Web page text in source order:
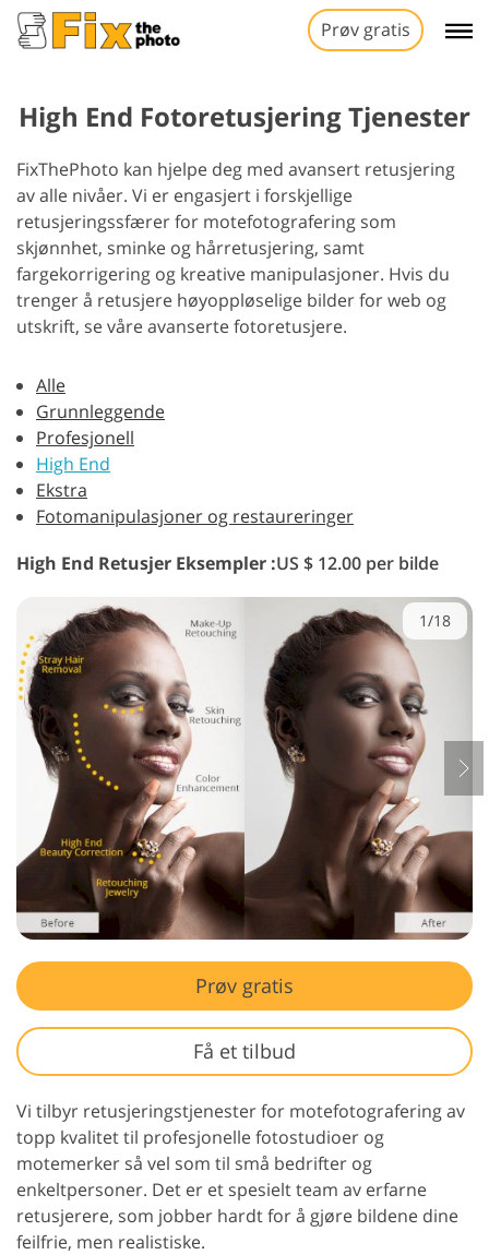
Prøv gratis
High End Fotoretusjering Tjenester
FixThePhoto kan hjelpe deg med avansert retusjering
av alle nivåer. Vi er engasjert i forskjellige
retusjeringssfærer for motefotografering som
skjønnhet, sminke og hårretusjering, samt
fargekorrigering og kreative manipulasjoner. Hvis du
trenger å retusjere høyoppløselige bilder for web og
utskrift, se våre avanserte fotoretusjere.
Alle
Grunnleggende
Profesjonell
High End
Ekstra
Fotomanipulasjoner og restaureringer
High End Retusjer Eksempler :US $ 12.00 per bilde
1/18
Prøv gratis
Få et tilbud
Vi tilbyr retusjeringstjenester for motefotografering av
topp kvalitet til profesjonelle fotostudioer og
motemerker så vel som til små bedrifter og
enkeltpersoner. Det er et spesielt team av erfarne
retusjerere, som jobber hardt for å gjøre bildene dine
feilfrie, men realistiske.